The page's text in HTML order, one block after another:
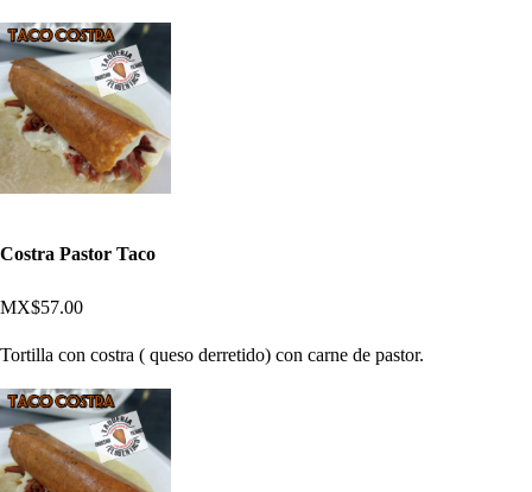
Costra Pastor Taco
MX$57.00
Tortilla con costra ( queso derretido) con carne de pastor.